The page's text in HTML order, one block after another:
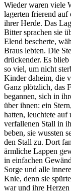
Wieder waren viele
lagerten frierend auf
ihrer Herde. Das
Bitter sprachen sie
Elend bescherte,
Braus lebten. Die
drückender. Es
so viel, um nicht
Kinder daheim, die
Ganz plötzlich, das
begannen, sich in
über ihnen: ein
hatten, leuchtete
verfallenen Stall in
beben, sie wussten
den Stall zu. Dort
ärmliche Lappen
in einfachen
Sorge und alle
Knie, denn sie
war und ihre